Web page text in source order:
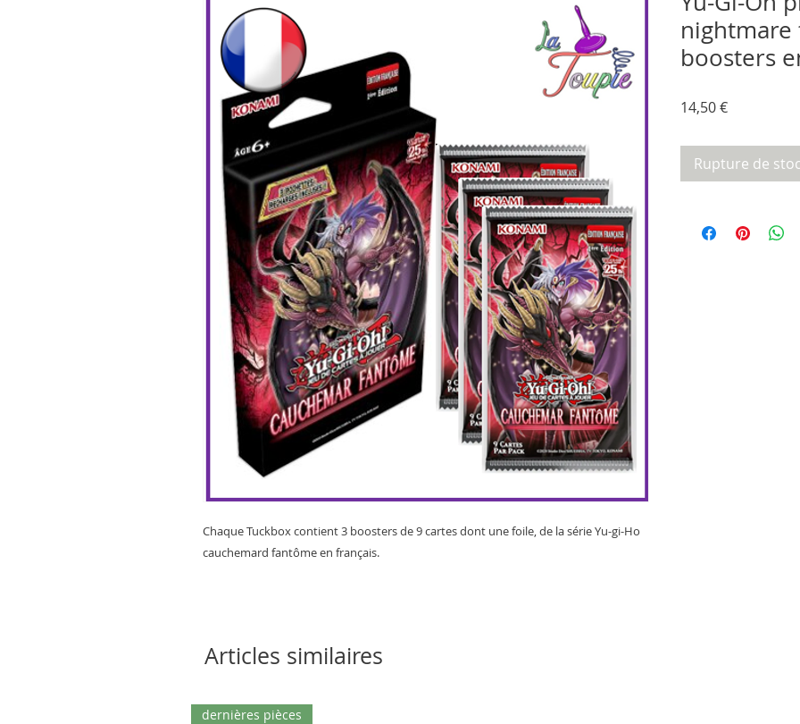
Chaque Tuckbox contient 3 boosters de 9 cartes dont une foile, de la série Yu-gi-Ho
cauchemard fantôme en français.
nightmare
boosters
14,50 €Prix
Rupture de
Articles similaires
dernières pièces